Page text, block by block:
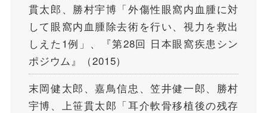
貫太郎、勝村宇博「外傷性眼窩内血腫に対
して眼窩内血腫除去術を行い、視力を救出
しえた1例」、『第28回 日本眼窩疾患シン
ポジウム』（2015）
末岡健太郎、嘉鳥信忠、笠井健一郎、勝村
宇博、上笹貫太郎「耳介軟骨移植後の残存